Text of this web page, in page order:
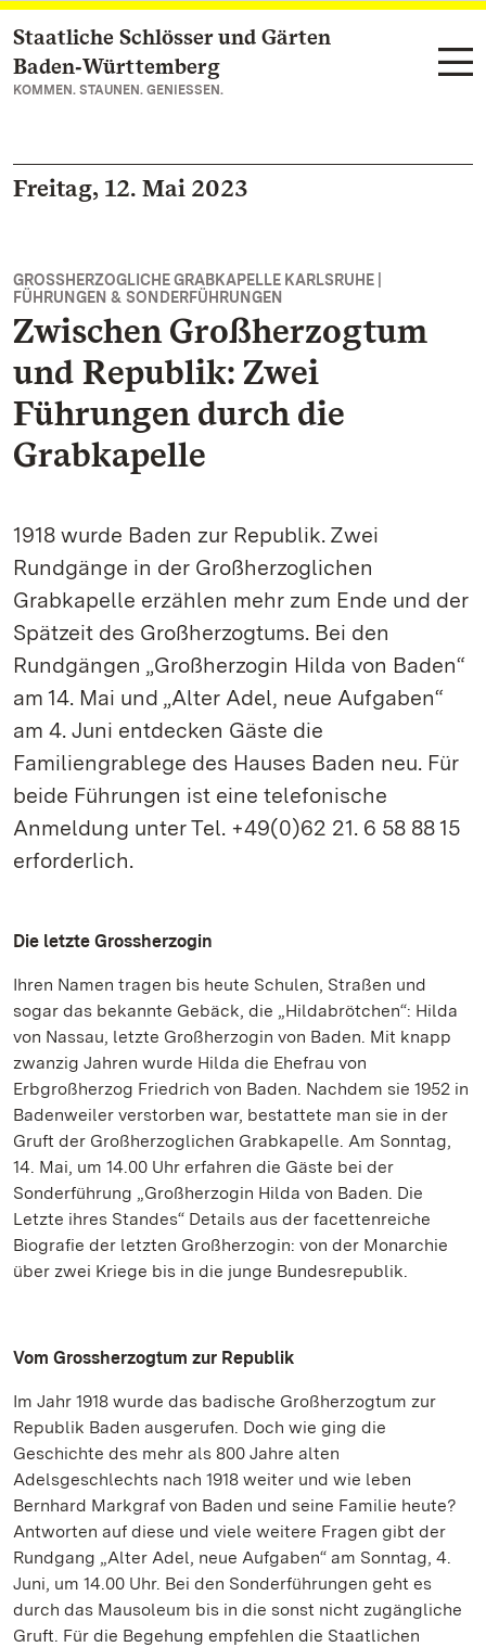
Zum Hauptinhalt springen
Staatliche Schlösser und Gärten
Baden‑Württemberg
KOMMEN. STAUNEN. GENIESSEN.
Freitag, 12. Mai 2023
GROSSHERZOGLICHE GRABKAPELLE KARLSRUHE |
FÜHRUNGEN & SONDERFÜHRUNGEN
Zwischen Großherzogtum
und Republik: Zwei
Führungen durch die
Grabkapelle
1918 wurde Baden zur Republik. Zwei
Rundgänge in der Großherzoglichen
Grabkapelle erzählen mehr zum Ende und der
Spätzeit des Großherzogtums. Bei den
Rundgängen „Großherzogin Hilda von Baden“
am 14. Mai und „Alter Adel, neue Aufgaben“
am 4. Juni entdecken Gäste die
Familiengrablege des Hauses Baden neu. Für
beide Führungen ist eine telefonische
Anmeldung unter Tel. +49(0)62 21. 6 58 88 15
erforderlich.
Die letzte Grossherzogin
Ihren Namen tragen bis heute Schulen, Straßen und
sogar das bekannte Gebäck, die „Hildabrötchen“: Hilda
von Nassau, letzte Großherzogin von Baden. Mit knapp
zwanzig Jahren wurde Hilda die Ehefrau von
Erbgroßherzog Friedrich von Baden. Nachdem sie 1952 in
Badenweiler verstorben war, bestattete man sie in der
Gruft der Großherzoglichen Grabkapelle. Am Sonntag,
14. Mai, um 14.00 Uhr erfahren die Gäste bei der
Sonderführung „Großherzogin Hilda von Baden. Die
Letzte ihres Standes“ Details aus der facettenreiche
Biografie der letzten Großherzogin: von der Monarchie
über zwei Kriege bis in die junge Bundesrepublik.
Vom Grossherzogtum zur Republik
Im Jahr 1918 wurde das badische Großherzogtum zur
Republik Baden ausgerufen. Doch wie ging die
Geschichte des mehr als 800 Jahre alten
Adelsgeschlechts nach 1918 weiter und wie leben
Bernhard Markgraf von Baden und seine Familie heute?
Antworten auf diese und viele weitere Fragen gibt der
Rundgang „Alter Adel, neue Aufgaben“ am Sonntag, 4.
Juni, um 14.00 Uhr. Bei den Sonderführungen geht es
durch das Mausoleum bis in die sonst nicht zugängliche
Gruft. Für die Begehung empfehlen die Staatlichen